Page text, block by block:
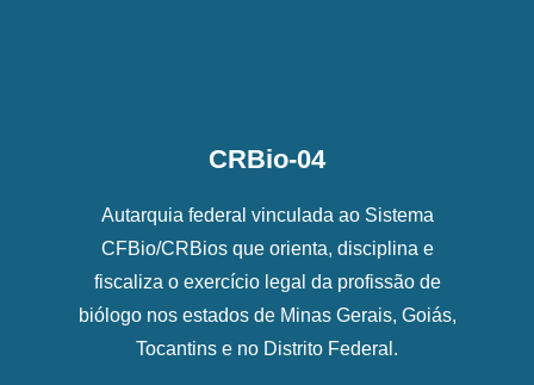
CRBio-04
Autarquia federal vinculada ao Sistema
CFBio/CRBios que orienta, disciplina e
fiscaliza o exercício legal da profissão de
biólogo nos estados de Minas Gerais, Goiás,
Tocantins e no Distrito Federal.